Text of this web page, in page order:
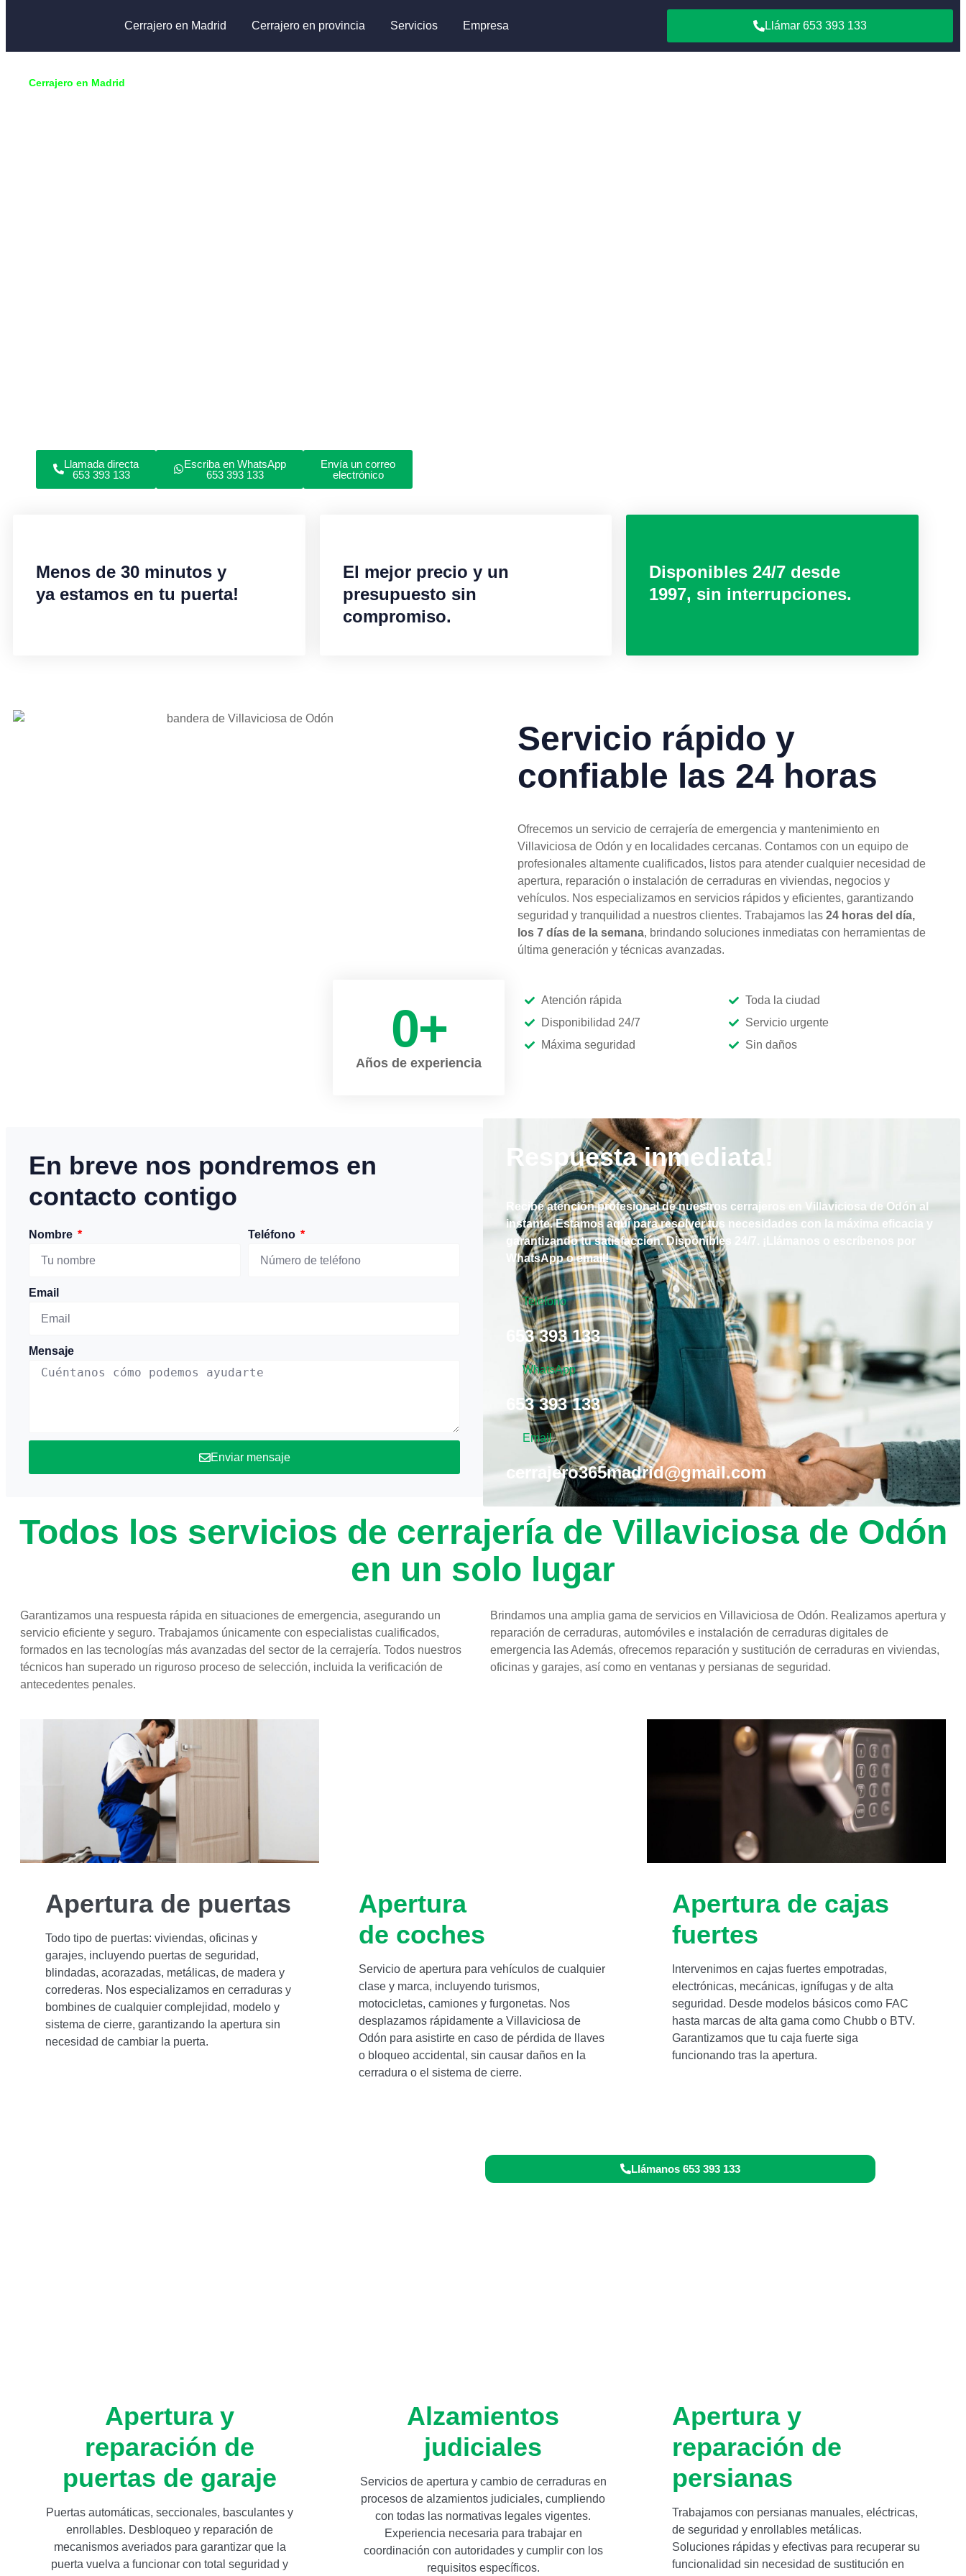
Cerrajero en Madrid Cerrajero en provincia Servicios Empresa Llámar 653 393 133
Cerrajero en Madrid
Llamada directa
653 393 133
Escriba en WhatsApp
653 393 133
Envía un correo
electrónico
Menos de 30 minutos y
ya estamos en tu puerta!
El mejor precio y un
presupuesto sin
compromiso.
Disponibles 24/7 desde
1997, sin interrupciones.
Años de experiencia
0+
Servicio rápido y
confiable las 24 horas
Ofrecemos un servicio de cerrajería de emergencia y mantenimiento en
Villaviciosa de Odón y en localidades cercanas. Contamos con un equipo de
profesionales altamente cualificados, listos para atender cualquier necesidad de
apertura, reparación o instalación de cerraduras en viviendas, negocios y
vehículos. Nos especializamos en servicios rápidos y eficientes, garantizando
seguridad y tranquilidad a nuestros clientes. Trabajamos las 24 horas del día,
los 7 días de la semana, brindando soluciones inmediatas con herramientas de
última generación y técnicas avanzadas.
Atención rápida
Disponibilidad 24/7
Máxima seguridad
Toda la ciudad
Servicio urgente
Sin daños
En breve nos pondremos en
contacto contigo
Nombre Teléfono
Email
Mensaje
Enviar mensaje
Respuesta inmediata!
Recibe atención profesional de nuestros cerrajeros en Villaviciosa de Odón al
instante. Estamos aquí para resolver tus necesidades con la máxima eficacia y
garantizando tu satisfacción. Disponibles 24/7. ¡Llámanos o escríbenos por
WhatsApp o email!
Telefono
653 393 133
WhatsApp
653 393 133
Email
cerrajero365madrid@gmail.com
Todos los servicios de cerrajería de Villaviciosa de Odón
en un solo lugar
Garantizamos una respuesta rápida en situaciones de emergencia, asegurando un
servicio eficiente y seguro. Trabajamos únicamente con especialistas cualificados,
formados en las tecnologías más avanzadas del sector de la cerrajería. Todos nuestros
técnicos han superado un riguroso proceso de selección, incluida la verificación de
antecedentes penales.
Brindamos una amplia gama de servicios en Villaviciosa de Odón. Realizamos apertura y
reparación de cerraduras, automóviles e instalación de cerraduras digitales de
emergencia las Además, ofrecemos reparación y sustitución de cerraduras en viviendas,
oficinas y garajes, así como en ventanas y persianas de seguridad.
Apertura de puertas
Todo tipo de puertas: viviendas, oficinas y
garajes, incluyendo puertas de seguridad,
blindadas, acorazadas, metálicas, de madera y
correderas. Nos especializamos en cerraduras y
bombines de cualquier complejidad, modelo y
sistema de cierre, garantizando la apertura sin
necesidad de cambiar la puerta.
Apertura
de coches
Servicio de apertura para vehículos de cualquier
clase y marca, incluyendo turismos,
motocicletas, camiones y furgonetas. Nos
desplazamos rápidamente a Villaviciosa de
Odón para asistirte en caso de pérdida de llaves
o bloqueo accidental, sin causar daños en la
cerradura o el sistema de cierre.
Apertura de cajas
fuertes
Intervenimos en cajas fuertes empotradas,
electrónicas, mecánicas, ignífugas y de alta
seguridad. Desde modelos básicos como FAC
hasta marcas de alta gama como Chubb o BTV.
Garantizamos que tu caja fuerte siga
funcionando tras la apertura.
Llámanos 653 393 133
Apertura y
reparación de
puertas de garaje
Puertas automáticas, seccionales, basculantes y
enrollables. Desbloqueo y reparación de
mecanismos averiados para garantizar que la
puerta vuelva a funcionar con total seguridad y
Alzamientos
judiciales
Servicios de apertura y cambio de cerraduras en
procesos de alzamientos judiciales, cumpliendo
con todas las normativas legales vigentes.
Experiencia necesaria para trabajar en
coordinación con autoridades y cumplir con los
requisitos específicos.
Apertura y
reparación de
persianas
Trabajamos con persianas manuales, eléctricas,
de seguridad y enrollables metálicas.
Soluciones rápidas y efectivas para recuperar su
funcionalidad sin necesidad de sustitución en